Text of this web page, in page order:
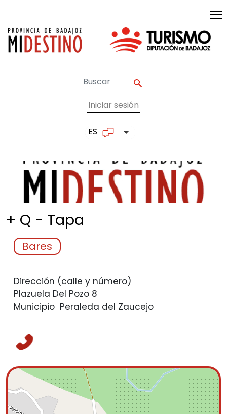
User account
Iniciar sesión
ES Lista adicional de
+ Q - Tapa
Bares
Dirección (calle y número)
Plazuela Del Pozo 8
Municipio Peraleda del Zaucejo